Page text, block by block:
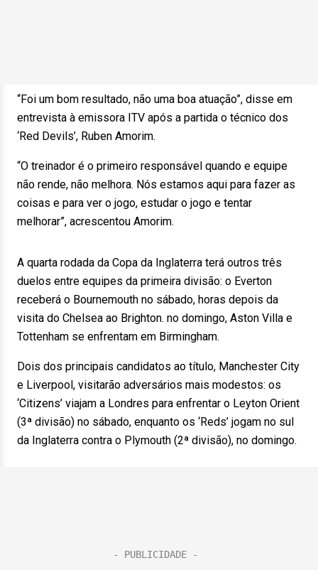
“Foi um bom resultado, não uma boa atuação”, disse em
entrevista à emissora ITV após a partida o técnico dos
‘Red Devils’, Ruben Amorim.
“O treinador é o primeiro responsável quando e equipe
não rende, não melhora. Nós estamos aqui para fazer as
coisas e para ver o jogo, estudar o jogo e tentar
melhorar”, acrescentou Amorim.
A quarta rodada da Copa da Inglaterra terá outros três
duelos entre equipes da primeira divisão: o Everton
receberá o Bournemouth no sábado, horas depois da
visita do Chelsea ao Brighton. no domingo, Aston Villa e
Tottenham se enfrentam em Birmingham.
Dois dos principais candidatos ao título, Manchester City
e Liverpool, visitarão adversários mais modestos: os
‘Citizens’ viajam a Londres para enfrentar o Leyton Orient
(3ª divisão) no sábado, enquanto os ‘Reds’ jogam no sul
da Inglaterra contra o Plymouth (2ª divisão), no domingo.